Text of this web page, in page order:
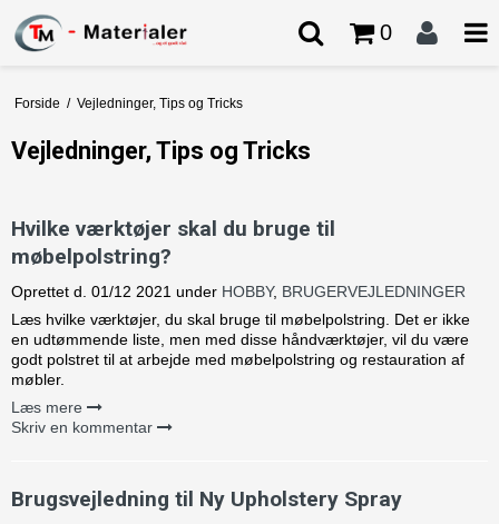
0
Forside / Vejledninger, Tips og Tricks
Vejledninger, Tips og Tricks
Hvilke værktøjer skal du bruge til
møbelpolstring?
Oprettet d. 01/12 2021 under HOBBY, BRUGERVEJLEDNINGER
Læs hvilke værktøjer, du skal bruge til møbelpolstring. Det er ikke
en udtømmende liste, men med disse håndværktøjer, vil du være
godt polstret til at arbejde med møbelpolstring og restauration af
møbler.
Læs mere
Skriv en kommentar
Brugsvejledning til Ny Upholstery Spray